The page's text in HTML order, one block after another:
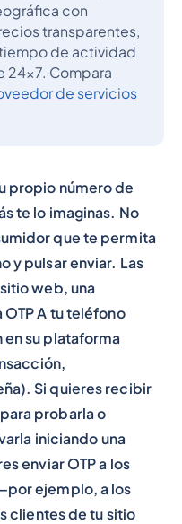
con
transparentes,
tiempo de actividad
24x7. Compara
de servicios
propio número de
te lo imaginas. No
que te permita
y pulsar enviar. Las
web, una
A tu teléfono
en su plataforma
Si quieres recibir
probarla o
iniciando una
enviar OTP a los
ejemplo, a los
clientes de tu sitio